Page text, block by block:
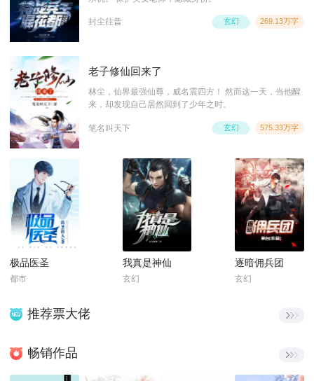
封尘往昔 269.13万字
玄幻
老子修仙回来了
林尘，仙界最强仙尊，威名震四方！ 然而这一天，当他醒
来，却发现自己居然回到了少年之时。
笔名叫天下 575.33万字
玄幻
极品医圣
都市
我真是神仙
玄幻
逐暗佣兵团
玄幻
推荐票大佬
畅销作品